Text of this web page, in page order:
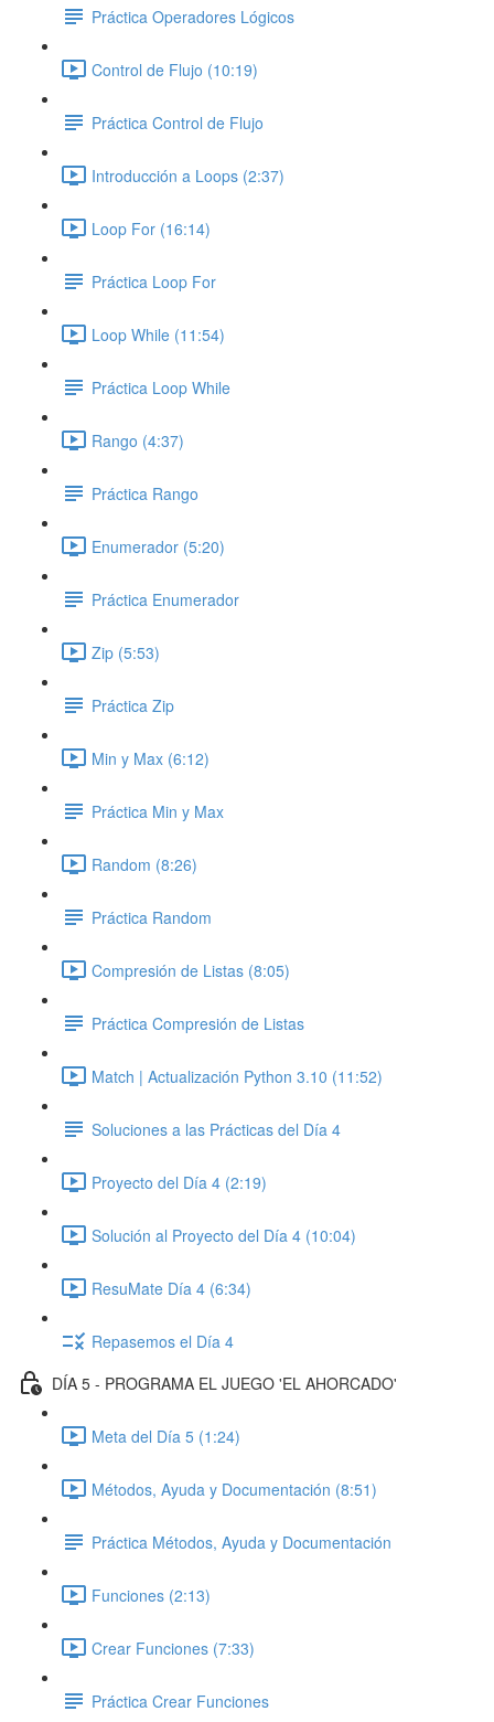
Práctica Operadores Lógicos
Control de Flujo (10:19)
Práctica Control de Flujo
Introducción a Loops (2:37)
Loop For (16:14)
Práctica Loop For
Loop While (11:54)
Práctica Loop While
Rango (4:37)
Práctica Rango
Enumerador (5:20)
Práctica Enumerador
Zip (5:53)
Práctica Zip
Min y Max (6:12)
Práctica Min y Max
Random (8:26)
Práctica Random
Compresión de Listas (8:05)
Práctica Compresión de Listas
Match | Actualización Python 3.10 (11:52)
Soluciones a las Prácticas del Día 4
Proyecto del Día 4 (2:19)
Solución al Proyecto del Día 4 (10:04)
ResuMate Día 4 (6:34)
Repasemos el Día 4
DÍA 5 - PROGRAMA EL JUEGO 'EL AHORCADO'
Meta del Día 5 (1:24)
Métodos, Ayuda y Documentación (8:51)
Práctica Métodos, Ayuda y Documentación
Funciones (2:13)
Crear Funciones (7:33)
Práctica Crear Funciones